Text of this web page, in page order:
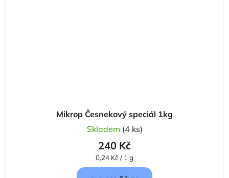
Mikrop Česnekový speciál 1kg
Skladem (4 ks)
240 Kč
Měrná
cena:
0,24 Kč / 1 g